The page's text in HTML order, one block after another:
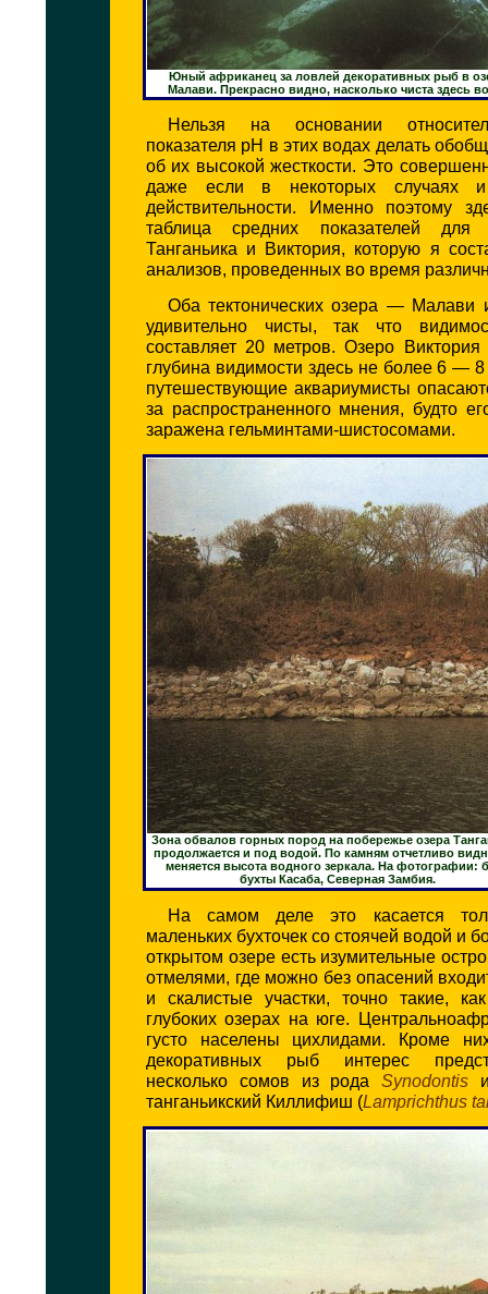
Юный африканец за ловлей декоративных рыб в
Малави. Прекрасно видно, насколько чиста здесь
Нельзя на основании
показателя рН в этих водах делать
об их высокой жесткости. Это
даже если в некоторых случаях и
действительности. Именно поэтому
таблица средних показателей
Танганьика и Виктория, которую я
анализов, проведенных во время
Оба тектонических озера — Малави
удивительно чисты, так что
составляет 20 метров. Озеро
глубина видимости здесь не более 6 —
путешествующие аквариумисты
за распространенного мнения, будто
заражена гельминтами-шистосомами.
Зона обвалов горных пород на побережье озера
продолжается и под водой. По камням отчетливо
меняется высота водного зеркала. На фотографии:
бухты Касаба, Северная Замбия.
На самом деле это касается
маленьких бухточек со стоячей водой и
открытом озере есть изумительные
отмелями, где можно без опасений
и скалистые участки, точно такие,
глубоких озерах на юге.
густо населены цихлидами. Кроме
декоративных рыб интерес
несколько сомов из родаSynodontis
танганьикский Киллифиш (Lamprichthus